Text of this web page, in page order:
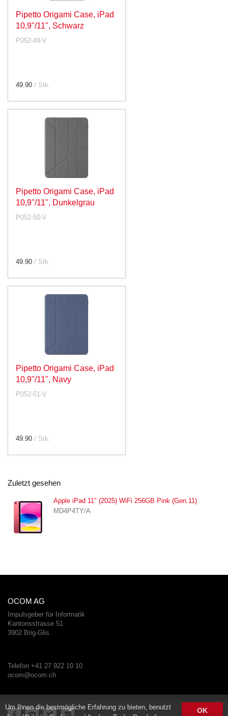
Pipetto Origami Case, iPad
10,9"/11", Schwarz
P052-49-V
49.90 / Stk.
Pipetto Origami Case, iPad
10,9"/11", Dunkelgrau
P052-50-V
49.90 / Stk.
Pipetto Origami Case, iPad
10,9"/11", Navy
P052-51-V
49.90 / Stk.
Zuletzt gesehen
Apple iPad 11" (2025) WiFi 256GB Pink (Gen.11)
MD4P4TY/A
OCOM AG
Impulsgeber für Informatik
Kantonsstrasse 51
3902 Brig-Glis
Telefon +41 27 922 10 10
ocom@ocom.ch
OK
Um Ihnen die bestmögliche Erfahrung zu bieten, benutzt